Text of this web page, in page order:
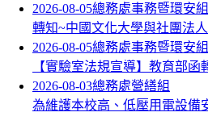
2026-08-05總務處事務暨環安組
轉知~中國文化大學與社團法
2026-08-05總務處事務暨環安組
【實驗室法規宣導】教育部函
2026-08-03總務處營繕組
為維護本校高、低壓用電設備